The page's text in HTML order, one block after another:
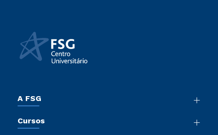
A FSG
Sala de Imprensa
Cursos